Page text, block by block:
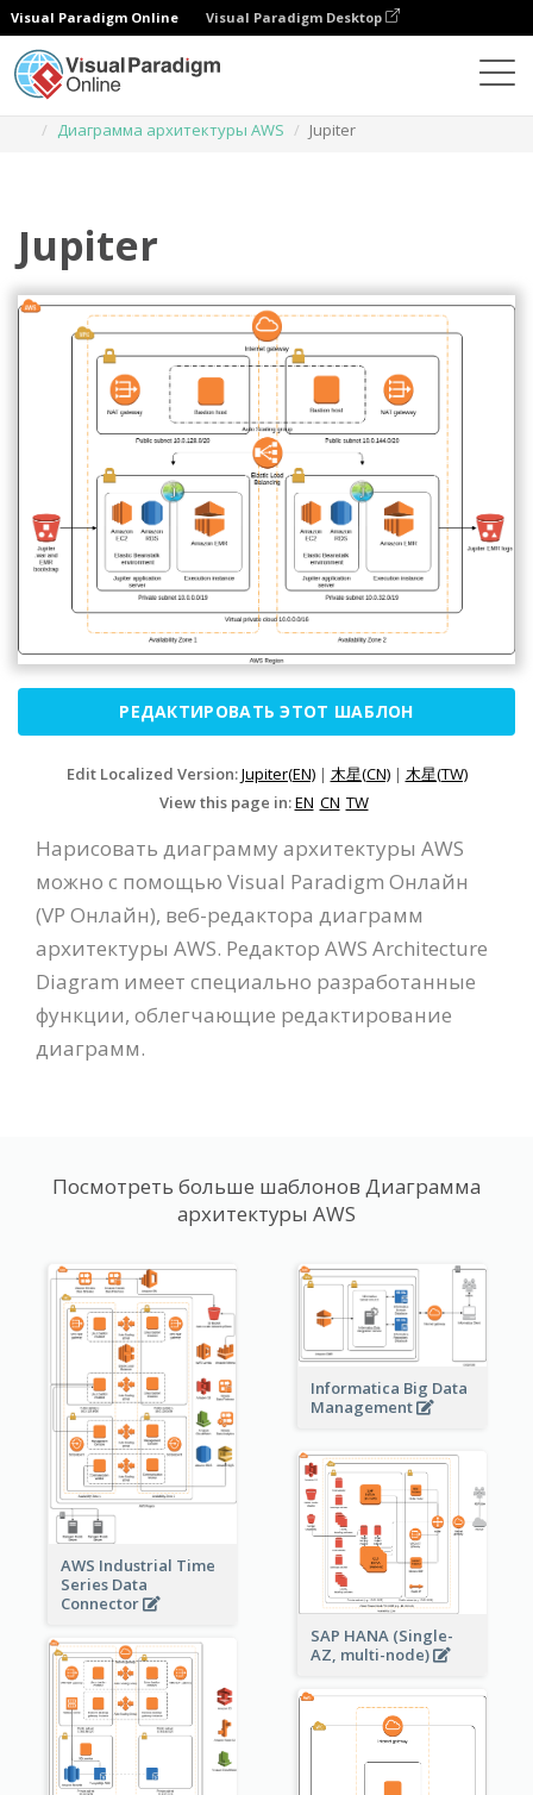
Visual Paradigm Online Visual Paradigm Desktop
Диаграмма архитектуры AWS
Jupiter
Jupiter
РЕДАКТИРОВАТЬ ЭТОТ ШАБЛОН
Edit Localized Version:Jupiter(EN)| 木星(CN)| 木星(TW)
View this page in:EN CN TW
Нарисовать диаграмму архитектуры AWS
можно с помощью Visual Paradigm Онлайн
(VP Онлайн), веб-редактора диаграмм
архитектуры AWS. Редактор AWS Architecture
Diagram имеет специально разработанные
функции, облегчающие редактирование
диаграмм.
Посмотреть больше шаблонов Диаграмма
архитектуры AWS
AWS Industrial Time
Series Data
Connector
Informatica Big Data
Management
SAP HANA (Single-
AZ, multi-node)